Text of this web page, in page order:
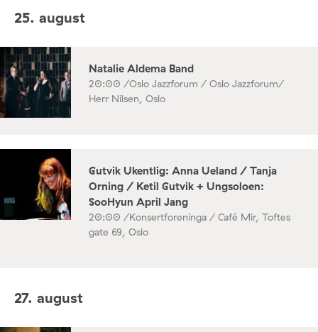
25. august
Natalie Aldema Band
20:00 /Oslo Jazzforum / Oslo Jazzforum/
Herr Nilsen, Oslo
Gutvik Ukentlig: Anna Ueland / Tanja
Orning / Ketil Gutvik + Ungsoloen:
SooHyun April Jang
20:00 /Konsertforeninga / Café Mir, Toftes
gate 69, Oslo
27. august